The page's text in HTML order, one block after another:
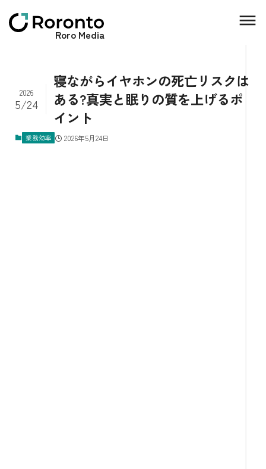
Roro Media
寝ながらイヤホンの死亡リスクは
ある?真実と眠りの質を上げるポ
イント
2026
5/24
業務効率 2026年5月24日